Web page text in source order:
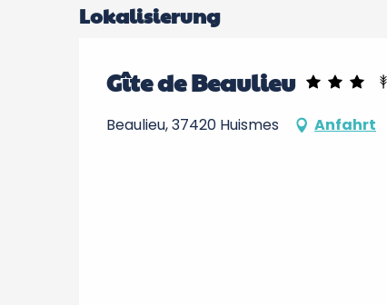
Lokalisierung
Gîte de Beaulieu
Beaulieu, 37420 Huismes Anfahrt